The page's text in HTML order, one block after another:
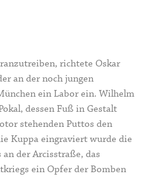
richtete Oskar
an der noch jungen
ein Labor ein. Wilhelm
dessen Fuß in Gestalt
stehenden Puttos den
Kuppa eingraviert wurde die
an der Arcisstraße, das
ein Opfer der Bomben